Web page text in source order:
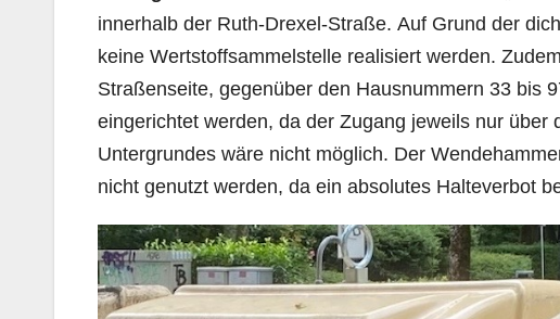
innerhalb der Ruth-Drexel-Straße. Auf Grund der
keine Wertstoffsammelstelle realisiert werden.
Straßenseite, gegenüber den Hausnummern 33 bis
eingerichtet werden, da der Zugang jeweils nur über
Untergrundes wäre nicht möglich. Der
nicht genutzt werden, da ein absolutes Halteverbot